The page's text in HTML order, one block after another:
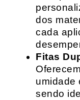
dos
cada
Fitas
umidade
sendo